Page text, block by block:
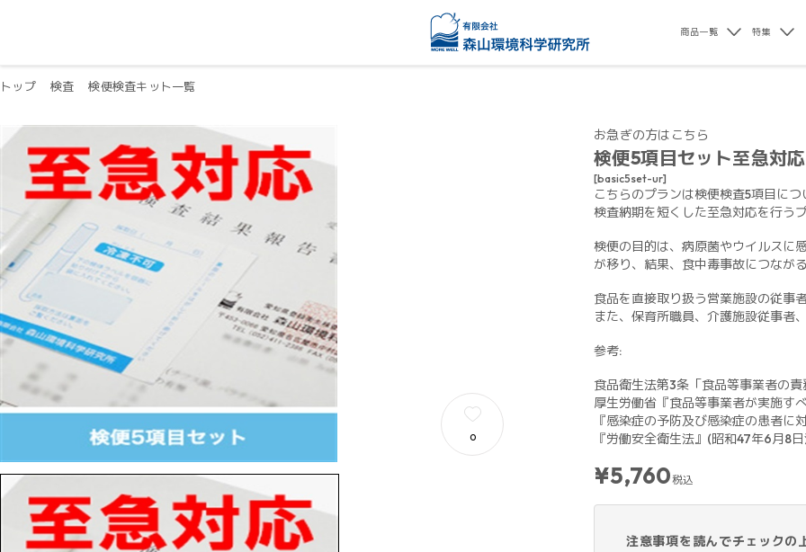
商品一覧 特集
トップ 検査 検便検査キット一覧
0
お急ぎの方はこちら
検便5項目セット至急対応
[basic5set-ur]
こちらのプランは検便検査5項目につ
検査納期を短くした至急対応を行う
検便の目的は、病原菌やウイルスに
が移り、結果、食中毒事故につなが
食品を直接取り扱う営業施設の従事
また、保育所職員、介護施設従事者
参考:
食品衛生法第3条「食品等事業者の責
厚生労働省『食品等事業者が実施す
『感染症の予防及び感染症の患者に
『労働安全衛生法』(昭和47年6月8
¥5,760税込
注意事項を読んでチェックの